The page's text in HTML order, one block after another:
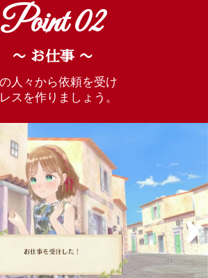
Point 02
〜 お仕事 〜
人々から依頼を受け
レスを作りましょう。